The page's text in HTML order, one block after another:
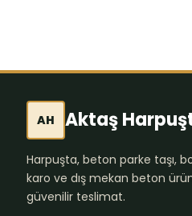
AH Aktaş
Harpuşta, beton parke taşı,
karo ve dış mekan beton
güvenilir teslimat.